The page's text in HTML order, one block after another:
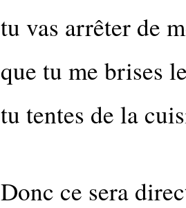
tu vas arrêter de
que tu me brises
tu tentes de la
Donc ce sera